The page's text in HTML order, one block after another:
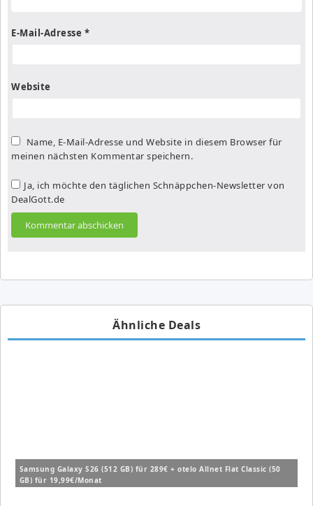
E-Mail-Adresse *
Website
Name, E-Mail-Adresse und Website in diesem Browser für
meinen nächsten Kommentar speichern.
Ja, ich möchte den täglichen Schnäppchen-Newsletter von
DealGott.de
Ähnliche Deals
Samsung Galaxy S26 (512 GB) für 289€ + otelo Allnet Flat Classic (50
GB) für 19,99€/Monat